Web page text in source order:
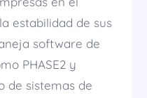
estabilidad de sus
software de
PHASE2 y
de sistemas de